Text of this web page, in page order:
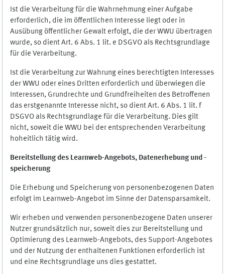
Ist die Verarbeitung für die Wahrnehmung einer Aufgabe
erforderlich, die im öffentlichen Interesse liegt oder in
Ausübung öffentlicher Gewalt erfolgt, die der WWU übertragen
wurde, so dient Art. 6 Abs. 1 lit. e DSGVO als Rechtsgrundlage
für die Verarbeitung.
Ist die Verarbeitung zur Wahrung eines berechtigten Interesses
der WWU oder eines Dritten erforderlich und überwiegen die
Interessen, Grundrechte und Grundfreiheiten des Betroffenen
das erstgenannte Interesse nicht, so dient Art. 6 Abs. 1 lit. f
DSGVO als Rechtsgrundlage für die Verarbeitung. Dies gilt
nicht, soweit die WWU bei der entsprechenden Verarbeitung
hoheitlich tätig wird.
Bereitstellung des Learnweb-Angebots, Datenerhebung und -
speicherung
Die Erhebung und Speicherung von personenbezogenen Daten
erfolgt im Learnweb-Angebot im Sinne der Datensparsamkeit.
Wir erheben und verwenden personenbezogene Daten unserer
Nutzer grundsätzlich nur, soweit dies zur Bereitstellung und
Optimierung des Learnweb-Angebots, des Support-Angebotes
und der Nutzung der enthaltenen Funktionen erforderlich ist
und eine Rechtsgrundlage uns dies gestattet.